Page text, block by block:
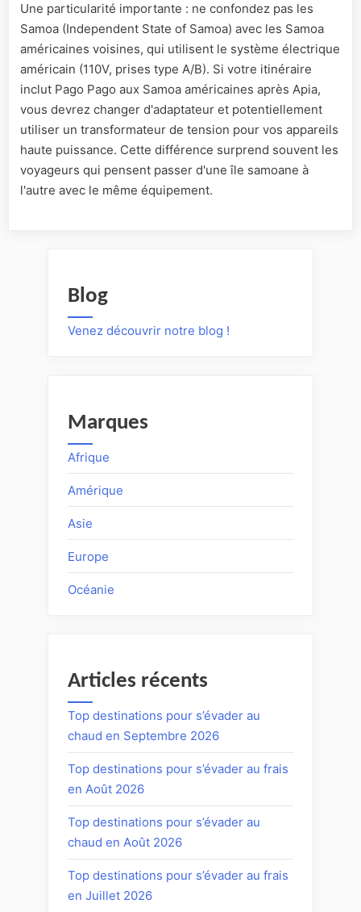
Une particularité importante : ne confondez pas les
Samoa (Independent State of Samoa) avec les Samoa
américaines voisines, qui utilisent le système électrique
américain (110V, prises type A/B). Si votre itinéraire
inclut Pago Pago aux Samoa américaines après Apia,
vous devrez changer d'adaptateur et potentiellement
utiliser un transformateur de tension pour vos appareils
haute puissance. Cette différence surprend souvent les
voyageurs qui pensent passer d'une île samoane à
l'autre avec le même équipement.
Blog
Venez découvrir notre blog !
Marques
Afrique
Amérique
Asie
Europe
Océanie
Articles récents
Top destinations pour s’évader au
chaud en Septembre 2026
Top destinations pour s’évader au frais
en Août 2026
Top destinations pour s’évader au
chaud en Août 2026
Top destinations pour s’évader au frais
en Juillet 2026